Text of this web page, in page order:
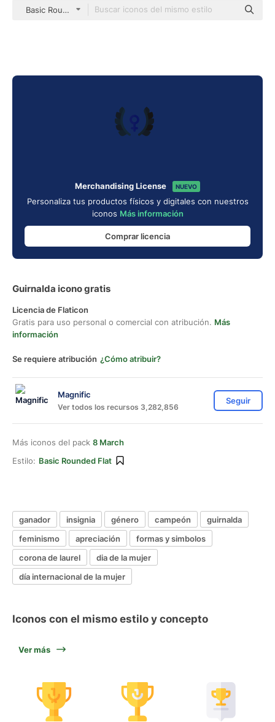
Basic Rounded Flat
Merchandising License NUEVO
Personaliza tus productos físicos y digitales con nuestros
iconos Más información
Comprar licencia
Guirnalda icono gratis
Licencia de Flaticon
Gratis para uso personal o comercial con atribución. Más
información
Se requiere atribución ¿Cómo atribuir?
Magnific
Ver todos los recursos 3,282,856
Seguir
Más iconos del pack 8 March
Estilo: Basic Rounded Flat
ganador insignia género campeón
guirnalda
feminismo
apreciación
formas y simbolos
corona de laurel
dia de la mujer
día internacional de la mujer
Iconos con el mismo estilo y concepto
Ver más